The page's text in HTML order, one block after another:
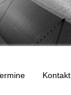
Kontakt